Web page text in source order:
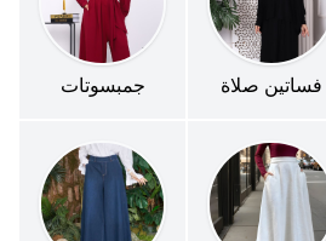
فساتين صلاة جمبسوتات